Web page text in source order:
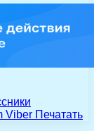
Viber Печатать